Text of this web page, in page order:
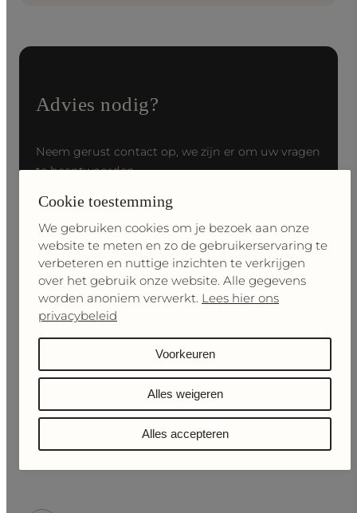
Advies nodig?
Neem gerust contact op, we zijn er om uw vragen
te beantwoorden.
info@clinicforbeauty.care
085 00 125 00
06 81 81 03 31 (WhatsApp)
Onze behandelingen
Cookie toestemming
We gebruiken cookies om je bezoek aan onze
website te meten en zo de gebruikerservaring te
verbeteren en nuttige inzichten te verkrijgen
over het gebruik onze website. Alle gegevens
worden anoniem verwerkt. Lees hier ons
privacybeleid
Voorkeuren
Alles weigeren
Alles accepteren